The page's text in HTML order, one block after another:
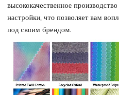
высококачественное
настройки, что позволяет вам
под своим брендом.